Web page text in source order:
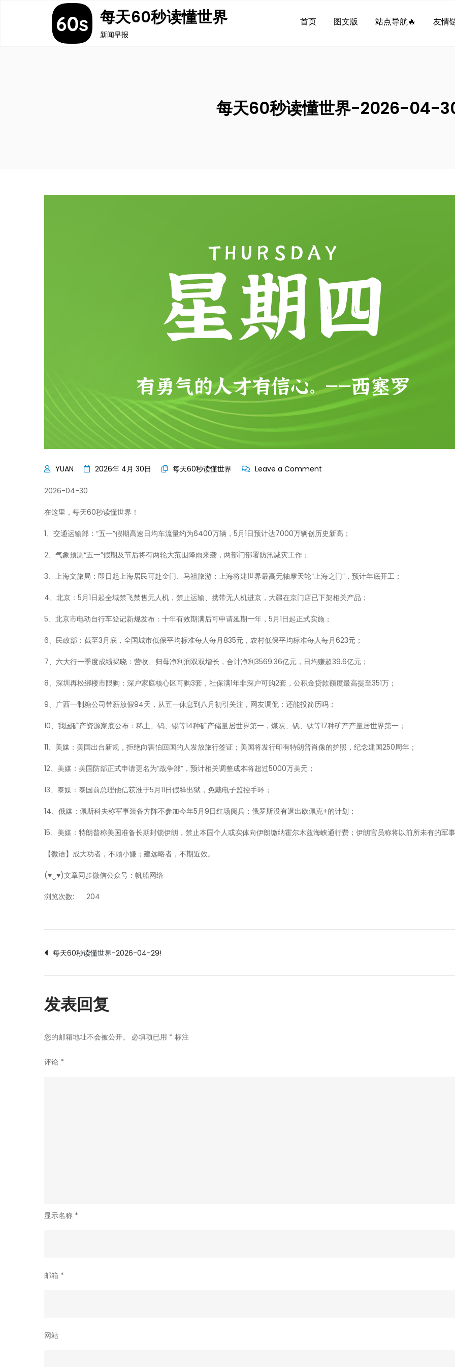
每天60秒读懂世界
新闻早报
首页 图文版 站点导航🔥 友情
每天60秒读懂世界-2026-04-
2026年 4月 30日 每天60秒读懂世界 Leave a Comment
读
界-2026-
04-
2026-04-30
在这里，每天60秒读懂世界！
1、交通运输部：“五一”假期高速日均车流量约为6400万辆，5月1日预计达7000万辆创历史新高；
2、气象预测“五一”假期及节后将有两轮大范围降雨来袭，两部门部署防汛减灾工作；
3、上海文旅局：即日起上海居民可赴金门、马祖旅游；上海将建世界最高无轴摩天轮“上海之门”，预计年底开工；
4、北京：5月1日起全域禁飞禁售无人机，禁止运输、携带无人机进京，大疆在京门店已下架相关产品；
5、北京市电动自行车登记新规发布：十年有效期满后可申请延期一年，5月1日起正式实施；
6、民政部：截至3月底，全国城市低保平均标准每人每月835元，农村低保平均标准每人每月623元；
7、六大行一季度成绩揭晓：营收、归母净利润双双增长，合计净利3569.36亿元，日均赚超39.6亿元；
8、深圳再松绑楼市限购：深户家庭核心区可购3套，社保满1年非深户可购2套，公积金贷款额度最高提至351万；
9、广西一制糖公司带薪放假94天，从五一休息到八月初引关注，网友调侃：还能投简历吗；
10、我国矿产资源家底公布：稀土、钨、锡等14种矿产储量居世界第一，煤炭、钒、钛等17种矿产产量居世界第一；
11、美媒：美国出台新规，拒绝向害怕回国的人发放旅行签证；美国将发行印有特朗普肖像的护照，纪念建国250周年；
12、美媒：美国防部正式申请更名为“战争部”，预计相关调整成本将超过5000万美元；
13、泰媒：泰国前总理他信获准于5月11日假释出狱，免戴电子监控手环；
14、俄媒：佩斯科夫称军事装备方阵不参加今年5月9日红场阅兵；俄罗斯没有退出欧佩克+的计划；
15、美媒：特朗普称美国准备长期封锁伊朗，禁止本国个人或实体向伊朗缴纳霍尔木兹海峡通行费；伊朗官员称将以前所未有的军
【微语】成大功者，不顾小嫌；建远略者，不期近效。
(♥‿♥)文章同步微信公众号：帆船网络
浏览次数: 204
文
章
导
航
每天60秒读懂世界-2026-04-29!
发表回复
您的邮箱地址不会被公开。 必填项已用 * 标注
评论 *
显示名称 *
邮箱 *
网站